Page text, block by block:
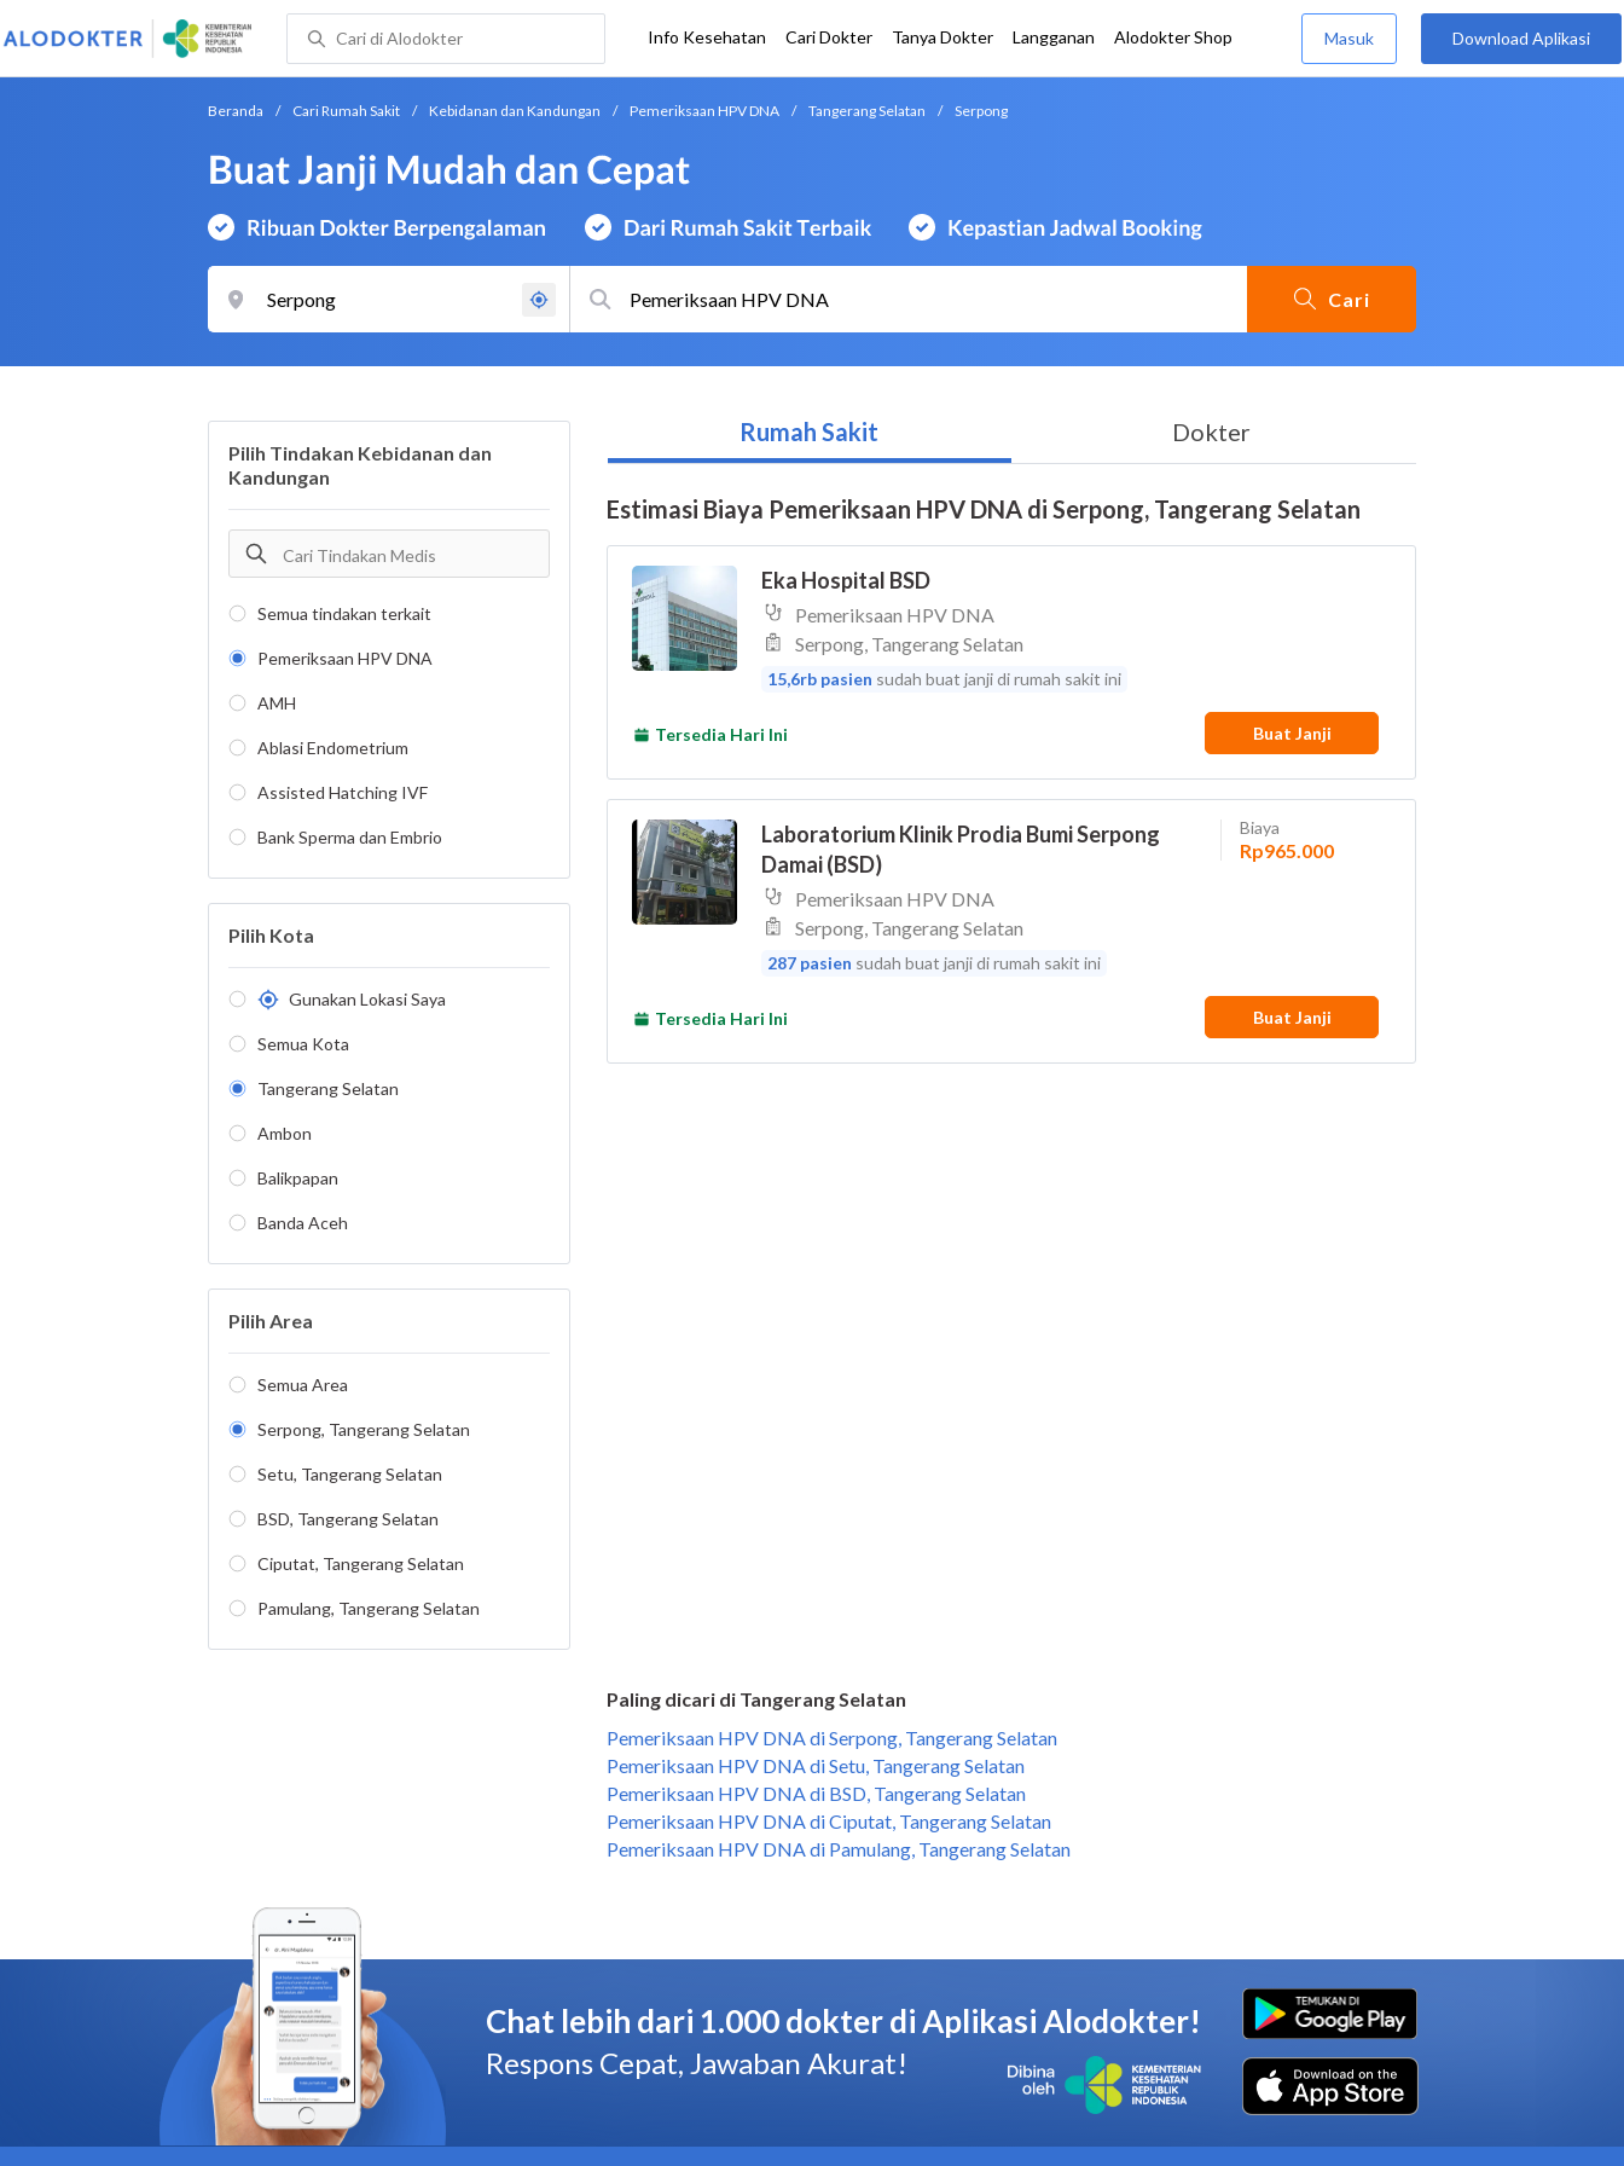
Paling dicari di Tangerang Selatan
Pemeriksaan HPV DNA di Serpong, Tangerang Selatan
Pemeriksaan HPV DNA di Setu, Tangerang Selatan
Pemeriksaan HPV DNA di BSD, Tangerang Selatan
Pemeriksaan HPV DNA di Ciputat, Tangerang Selatan
Pemeriksaan HPV DNA di Pamulang, Tangerang Selatan